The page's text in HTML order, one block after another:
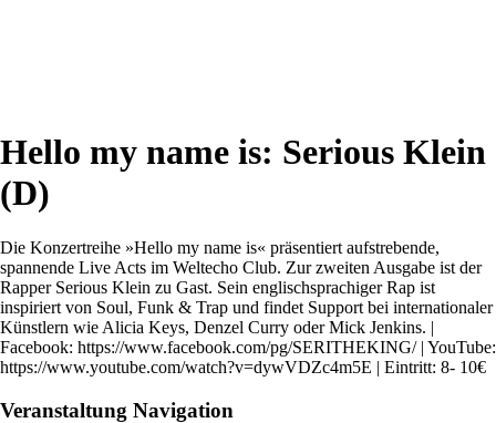
Hello my name is: Serious Klein
(D)
Die Konzertreihe »Hello my name is« präsentiert aufstrebende,
spannende Live Acts im Weltecho Club. Zur zweiten Ausgabe ist der
Rapper Serious Klein zu Gast. Sein englischsprachiger Rap ist
inspiriert von Soul, Funk & Trap und findet Support bei internationaler
Künstlern wie Alicia Keys, Denzel Curry oder Mick Jenkins. |
Facebook: https://www.facebook.com/pg/SERITHEKING/ | YouTube:
https://www.youtube.com/watch?v=dywVDZc4m5E | Eintritt: 8- 10€
Veranstaltung Navigation